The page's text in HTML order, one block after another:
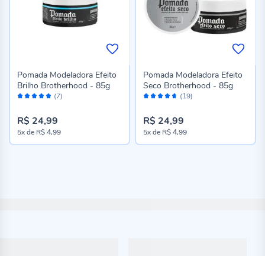
Avaliação: (7)
Pomada Modeladora Efeito
Brilho Brotherhood - 85g
R$ 24,99
5xde R$ 4,99
Avaliação: (19)
Pomada Modeladora Efeito
Seco Brotherhood - 85g
R$ 24,99
5xde R$ 4,99